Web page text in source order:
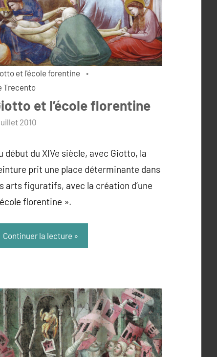
et l'école forentine
Trecento
et l’école florentine
2010
début du XIVe siècle, avec Giotto, la
prit une place déterminante dans
arts figuratifs, avec la création d’une
florentine ».
Continuer la lecture